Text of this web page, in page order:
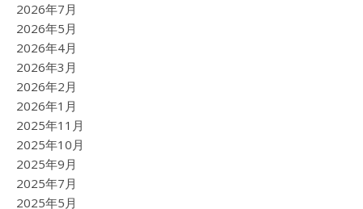
2026年7月
2026年5月
2026年4月
2026年3月
2026年2月
2026年1月
2025年11月
2025年10月
2025年9月
2025年7月
2025年5月